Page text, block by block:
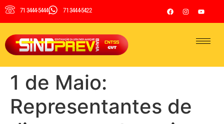
71 3444-5444 71 3444-5422
1 de Maio:
Representantes de